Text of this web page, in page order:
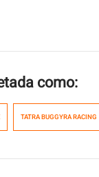
como:
TATRA BUGGYRA RACING